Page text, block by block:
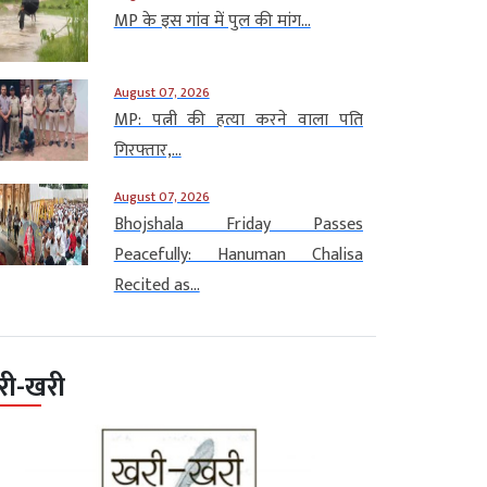
MP के इस गांव में पुल की मांग...
August 07, 2026
MP: पत्नी की हत्या करने वाला पति
गिरफ्तार,...
August 07, 2026
Bhojshala Friday Passes
Peacefully: Hanuman Chalisa
Recited as...
खरी